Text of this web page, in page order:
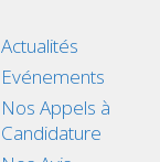
Actualités
Evénements
Nos Appels à
Candidature